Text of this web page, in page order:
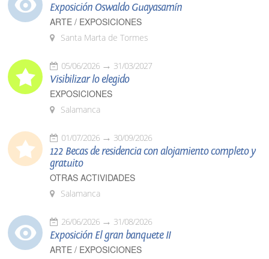
Exposición Oswaldo Guayasamín
ARTE / EXPOSICIONES
Santa Marta de Tormes
05/06/2026 31/03/2027
Visibilizar lo elegido
EXPOSICIONES
Salamanca
01/07/2026 30/09/2026
122 Becas de residencia con alojamiento completo y
gratuito
OTRAS ACTIVIDADES
Salamanca
26/06/2026 31/08/2026
Exposición El gran banquete II
ARTE / EXPOSICIONES